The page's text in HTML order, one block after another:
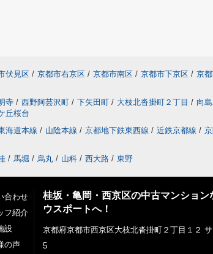
伏見区 / 京都市右京区 / 京都市南区 / 京都市下京区 / 京
寺 / 西野阿芸沢町 / 下矢田町 / 大枝北沓掛町２丁目 / 向
丘桜台
海道本線 / 山陰本線 / 京都地下鉄東西線 / 近鉄京都線 /
/ 馬堀 / 烏丸 / 山科 / 西大路 / 東野
合わせ
フ紹介
設
の声
桂坂・亀岡・西京区の中古マンション
ウスポートへ！
京都府京都市西京区大枝北沓掛町２丁目１２
5